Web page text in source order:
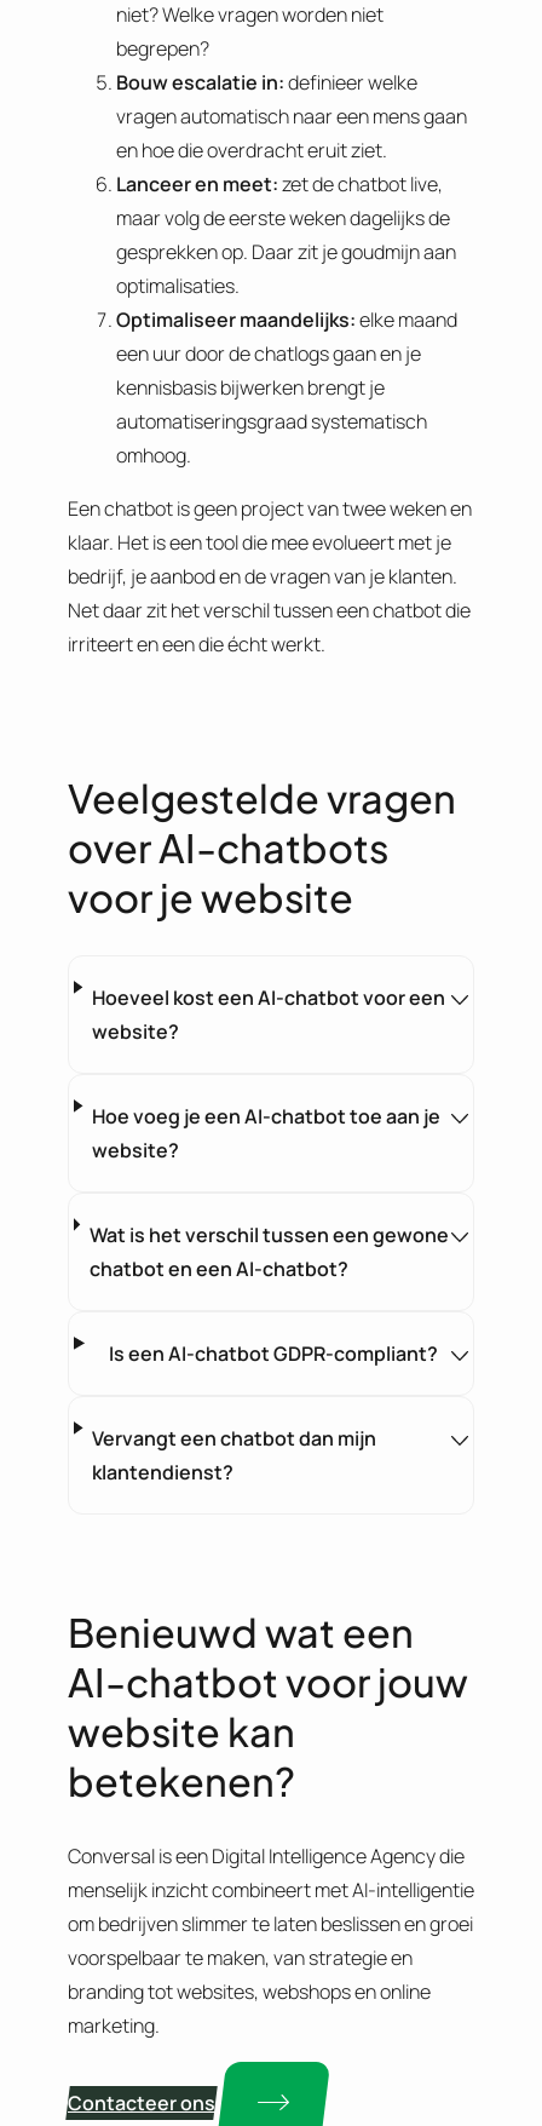
niet? Welke vragen worden niet
begrepen?
Bouw escalatie in:definieer welke
vragen automatisch naar een mens gaan
en hoe die overdracht eruit ziet.
Lanceer en meet:zet de chatbot live,
maar volg de eerste weken dagelijks de
gesprekken op. Daar zit je goudmijn aan
optimalisaties.
Optimaliseer maandelijks:elke maand
een uur door de chatlogs gaan en je
kennisbasis bijwerken brengt je
automatiseringsgraad systematisch
omhoog.
Een chatbot is geen project van twee weken en
klaar. Het is een tool die mee evolueert met je
bedrijf, je aanbod en de vragen van je klanten.
Net daar zit het verschil tussen een chatbot die
irriteert en een die écht werkt.
Veelgestelde vragen
over AI-chatbots
voor je website
Hoeveel kost een AI-chatbot voor een
website?
Hoe voeg je een AI-chatbot toe aan je
website?
Wat is het verschil tussen een gewone
chatbot en een AI-chatbot?
Is een AI-chatbot GDPR-compliant?
Vervangt een chatbot dan mijn
klantendienst?
Benieuwd wat een
AI-chatbot voor jouw
website kan
betekenen?
Conversal is een Digital Intelligence Agency die
menselijk inzicht combineert met AI-intelligentie
om bedrijven slimmer te laten beslissen en groei
voorspelbaar te maken, van strategie en
branding tot websites, webshops en online
marketing.
Contacteer ons